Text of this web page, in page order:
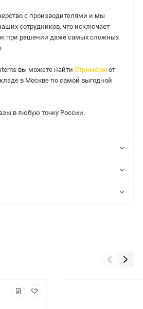
с производителями и мы
сотрудников, что исключает
при решении даже самых сложных
вы можете найти Стримеры от
в Москве по самой выгодной
в любую точку России.